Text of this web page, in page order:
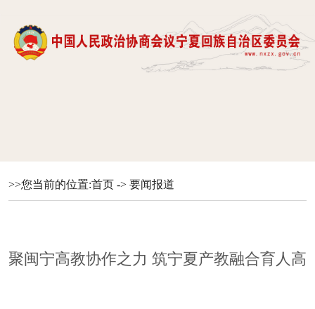
>>您当前的位置:首页 -> 要闻报道
聚闽宁高教协作之力 筑宁夏产教融合育人高